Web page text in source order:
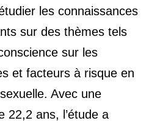
les connaissances
sur des thèmes tels
sur les
et facteurs à risque en
Avec une
22,2 ans, l’étude a